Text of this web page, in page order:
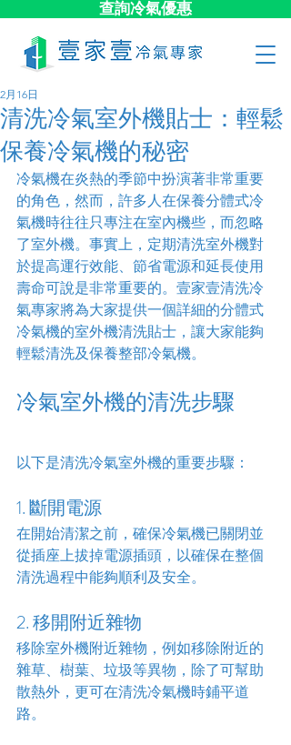
查詢冷氣優惠
清洗冷氣室外機貼士：輕鬆
保養冷氣機的秘密
2月16日
冷氣機在炎熱的季節中扮演著非常重要
的角色，然而，許多人在保養分體式冷
氣機時往往只專注在室內機些，而忽略
了室外機。事實上，定期清洗室外機對
於提高運行效能、節省電源和延長使用
壽命可說是非常重要的。壹家壹清洗冷
氣專家將為大家提供一個詳細的分體式
冷氣機的室外機清洗貼士，讓大家能夠
輕鬆清洗及保養整部冷氣機。
冷氣室外機的清洗步驟
以下是清洗冷氣室外機的重要步驟：
1. 斷開電源
在開始清潔之前，確保冷氣機已關閉並
從插座上拔掉電源插頭，以確保在整個
清洗過程中能夠順利及安全。
2. 移開附近雜物
移除室外機附近雜物，例如移除附近的
雜草、樹葉、垃圾等異物，除了可幫助
散熱外，更可在清洗冷氣機時鋪平道
路。